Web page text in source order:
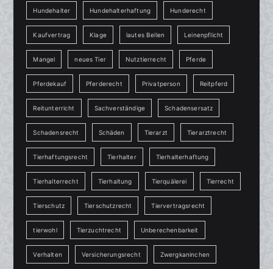
Hundehalter Hundehalterhaftung Hunderecht
Kaufvertrag Klage lautes Bellen Leinenpflicht
Mangel neues Tier Nutztierrecht Pferde
Pferdekauf Pferderecht Privatperson Reitpferd
Reitunterricht Sachverständige Schadensersatz
Schadensrecht Schäden Tierarzt Tierarztrecht
Tierhaftungsrecht Tierhalter Tierhalterhaftung
Tierhalterrecht Tierhaltung Tierquälerei Tierrecht
Tierschutz Tierschutzrecht Tiervertragsrecht
tierwohl Tierzuchtrecht Unberechenbarkeit
Verhalten Versicherungsrecht Zwergkaninchen